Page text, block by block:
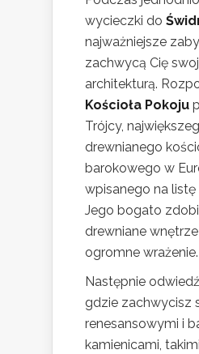
wycieczki do
najważniejsze
zachwycą Cię
architekturą.
Kościoła Pokoju
Trójcy,
drewnianego
barokowego w
wpisanego na listę
Jego bogato
drewniane
ogromne wrażenie.
Następnie odwiedź
gdzie zachwycisz
renesansowymi i
kamienicami,